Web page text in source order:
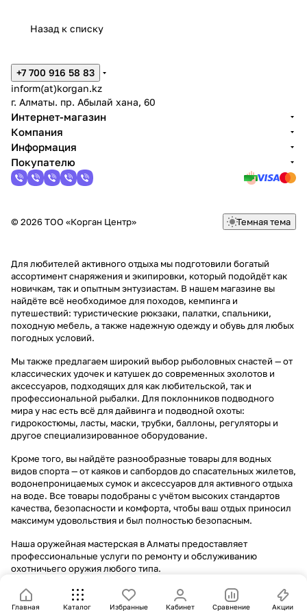
Назад к списку
Главная Каталог Избранные Кабинет Сравнение Акции
+7 700 916 58 83
inform(at)korgan.kz
г. Алматы. пр. Абылай хана, 60
Интернет-магазин
Компания
Информация
Покупателю
© 2026 ТОО «Корган Центр» Темная тема
Для любителей активного отдыха мы подготовили богатый
ассортимент снаряжения и экипировки, который подойдёт как
новичкам, так и опытным энтузиастам. В нашем магазине вы
найдёте всё необходимое для походов, кемпинга и
путешествий: туристические рюкзаки, палатки, спальники,
походную мебель, а также надежную одежду и обувь для любых
погодных условий.
Мы также предлагаем широкий выбор рыболовных снастей — от
классических удочек и катушек до современных эхолотов и
аксессуаров, подходящих для как любительской, так и
профессиональной рыбалки. Для поклонников подводного
мира у нас есть всё для дайвинга и подводной охоты:
гидрокостюмы, ласты, маски, трубки, баллоны, регуляторы и
другое специализированное оборудование.
Кроме того, вы найдёте разнообразные товары для водных
видов спорта — от каяков и сапбордов до спасательных жилетов,
водонепроницаемых сумок и аксессуаров для активного отдыха
на воде. Все товары подобраны с учётом высоких стандартов
качества, безопасности и комфорта, чтобы ваш отдых приносил
максимум удовольствия и был полностью безопасным.
Наша оружейная мастерская в Алматы предоставляет
профессиональные услуги по ремонту и обслуживанию
охотничьего оружия любого типа.